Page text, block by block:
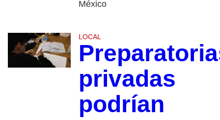
México
LOCAL
privadas
podrían